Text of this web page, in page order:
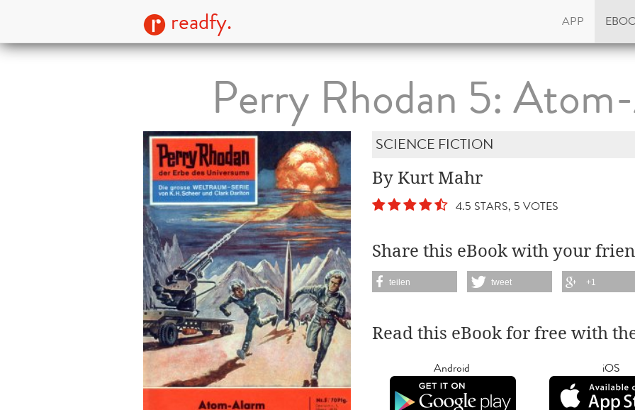
readfy. APP
Perry Rhodan 5:
SCIENCE FICTION
By Kurt Mahr
4.5 STARS, 5 VOTES
Share this eBook with your
teilen tweet +1
Read this eBook for free with
Android iOS